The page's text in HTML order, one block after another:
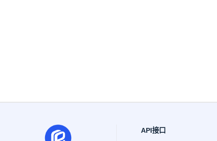
API接口